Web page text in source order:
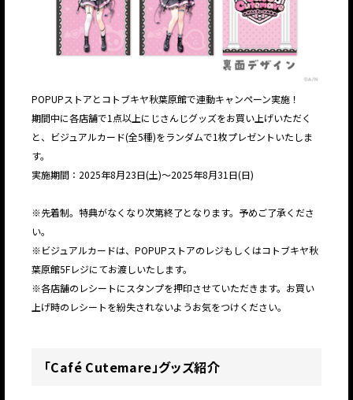
POPUPストアとコトブキヤ秋葉原館で連動キャンペーン実施！
期間中に各店舗で1点以上にじさんじグッズをお買い上げいただく
と、ビジュアルカード(全5種)をランダムで1枚プレゼントいたしま
す。
実施期間：2025年8月23日(土)〜2025年8月31日(日)
※先着制。特典がなくなり次第終了となります。予めご了承くださ
い。
※ビジュアルカードは、POPUPストアのレジもしくはコトブキヤ秋
葉原館5Fレジにてお渡しいたします。
※各店舗のレシートにスタンプを押印させていただきます。お買い
上げ時のレシートを紛失されないようお気をつけください。
「Café Cutemare」グッズ紹介